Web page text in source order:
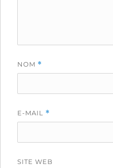
NOM *
E-MAIL *
SITE WEB